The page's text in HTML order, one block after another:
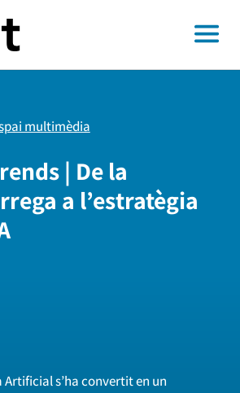
multimèdia
| De la
a l’estratègia
Artificial s’ha convertit en un